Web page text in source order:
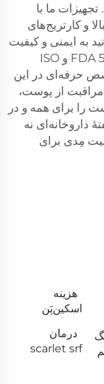
ما با
و کارتریج‌های
به ایمنی و کیفیت
محصولات ما با گواهی‌های FDA 510K، MDSAP و ISO
حرفه‌ای در این
مراقبت از پوست،
را برای همه و در
داروخانه‌ای نه
مِدی برای
هزینه
اسکین‌پَن
درمان
scarlet srf